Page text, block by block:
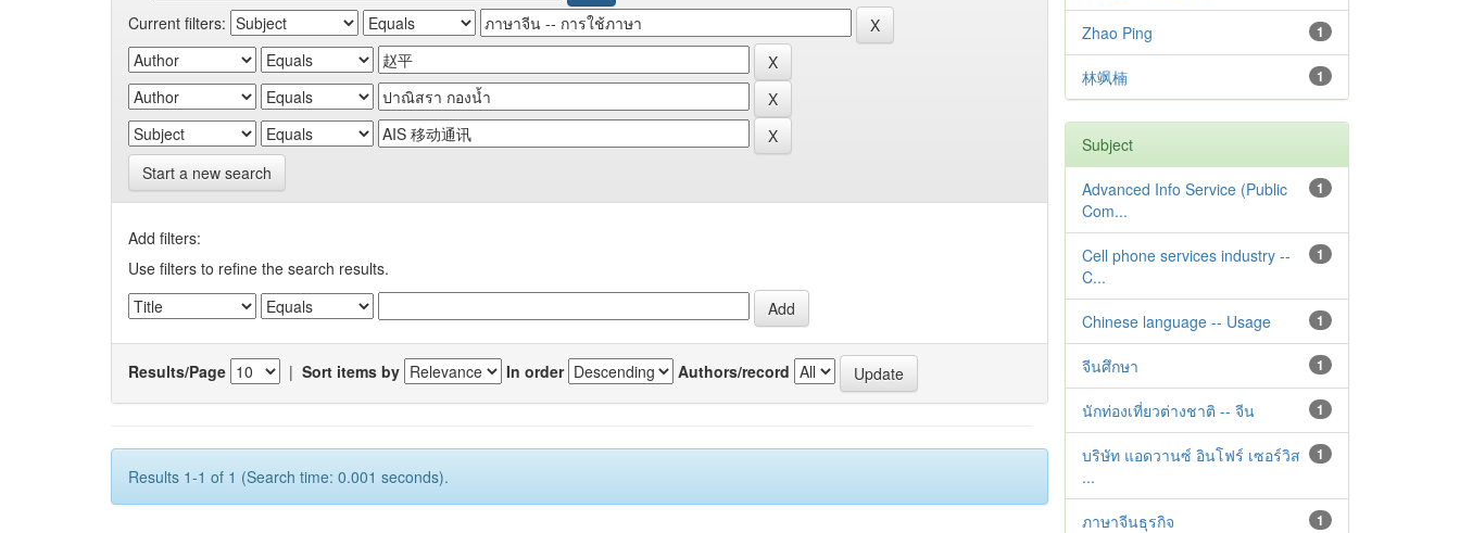
Current filters:
Start a new search
Add filters:
Use filters to refine the search results.
Results/Page | Sort items by In order Authors/record
Results 1-1 of 1 (Search time: 0.001 seconds).
1
Zhao Ping
1
林飒楠
Subject
1
Advanced Info Service (Public
Com...
1
Cell phone services industry --
C...
1
Chinese language -- Usage
1
จีนศึกษา
1
นักท่องเที่ยวต่างชาติ -- จีน
1
บริษัท แอดวานซ์ อินโฟร์ เซอร์วิส
...
1
ภาษาจีนธุรกิจ